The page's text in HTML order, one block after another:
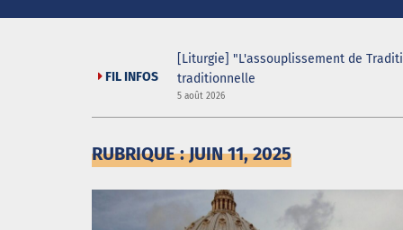
FIL INFOS
[Liturgie] "L'assouplissement de
traditionnelle
5 août 2026
RUBRIQUE : JUIN 11, 2025